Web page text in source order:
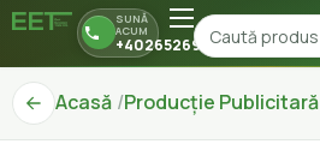
SUNĂ
ACUM
+40265269150
Acasă Producție Publicitară